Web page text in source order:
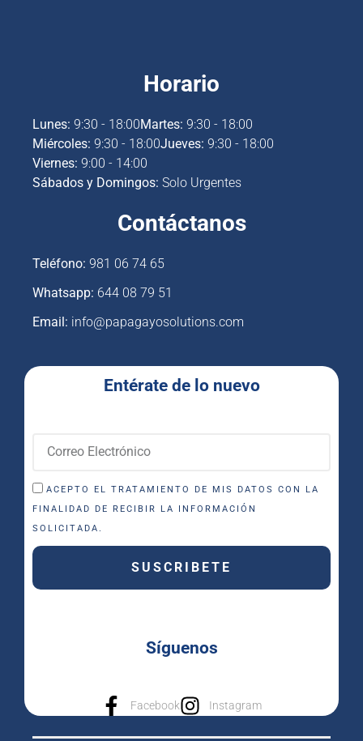
Horario
Lunes: 9:30 - 18:00Martes: 9:30 - 18:00
Miércoles: 9:30 - 18:00Jueves: 9:30 - 18:00
Viernes: 9:00 - 14:00
Sábados y Domingos: Solo Urgentes
Contáctanos
Teléfono: 981 06 74 65
Whatsapp: 644 08 79 51
Email: info@papagayosolutions.com
Síguenos
Facebook Instagram
Entérate de lo nuevo
ACEPTO EL TRATAMIENTO DE MIS DATOS CON LA
FINALIDAD DE RECIBIR LA INFORMACIÓN
SOLICITADA.
SUSCRIBETE